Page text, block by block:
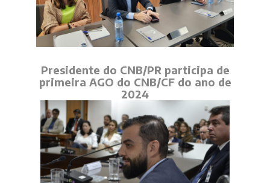
Presidente do CNB/PR participa de
primeira AGO do CNB/CF do ano de
2024